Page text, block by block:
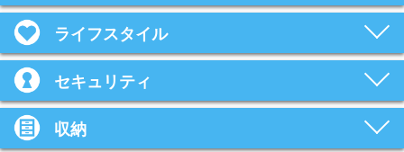
ライフスタイル
セキュリティ
収納